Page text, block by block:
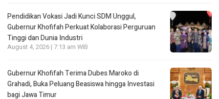
Pendidikan Vokasi Jadi Kunci SDM Unggul,
Gubernur Khofifah Perkuat Kolaborasi Perguruan
Tinggi dan Dunia Industri
August 4, 2026 | 7:13 am WIB
Gubernur Khofifah Terima Dubes Maroko di
Grahadi, Buka Peluang Beasiswa hingga Investasi
bagi Jawa Timur